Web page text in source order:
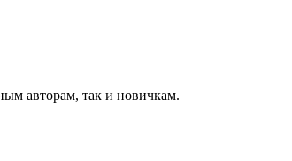
авторам, так и новичкам.